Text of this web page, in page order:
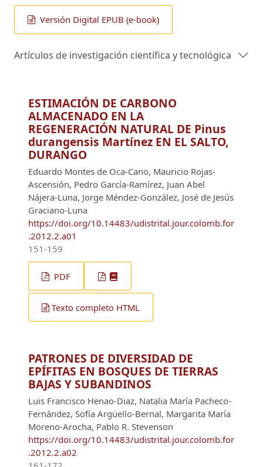
Versión Digital EPUB (e-book)
Artículos de investigación científica y tecnológica
ESTIMACIÓN DE CARBONO
ALMACENADO EN LA
REGENERACIÓN NATURAL DE Pinus
durangensis Martínez EN EL SALTO,
DURANGO
Eduardo Montes de Oca-Cano, Mauricio Rojas-
Ascensión, Pedro García-Ramírez, Juan Abel
Nájera-Luna, Jorge Méndez-González, José de Jesús
Graciano-Luna
https://doi.org/10.14483/udistrital.jour.colomb.for
.2012.2.a01
151-159
PDF
Texto completo HTML
PATRONES DE DIVERSIDAD DE
EPÍFITAS EN BOSQUES DE TIERRAS
BAJAS Y SUBANDINOS
Luis Francisco Henao-Diaz, Natalia María Pacheco-
Fernández, Sofía Argüello-Bernal, Margarita María
Moreno-Arocha, Pablo R. Stevenson
https://doi.org/10.14483/udistrital.jour.colomb.for
.2012.2.a02